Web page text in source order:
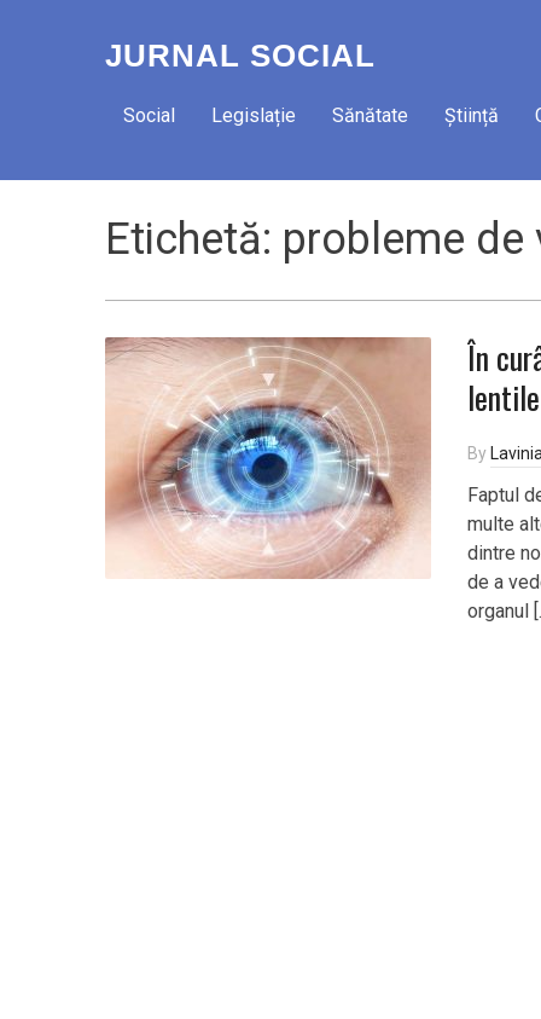
JURNAL SOCIAL
Social Legislație Sănătate Știință
Etichetă: probleme de
În
By
Faptul
multe
dintre
de a
organul